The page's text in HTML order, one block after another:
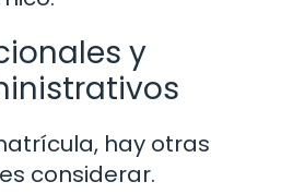
y
hay otras
considerar.